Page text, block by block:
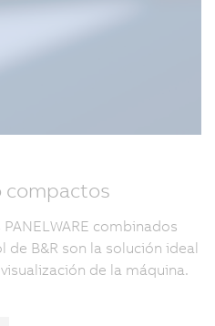
compactos
combinados
B&R son la solución ideal
de la máquina.